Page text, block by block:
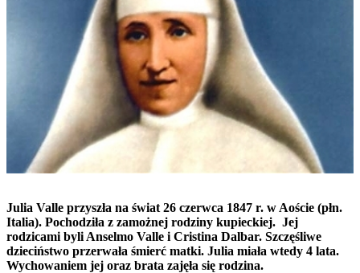
Julia Valle przyszła na świat 26 czerwca 1847 r. w Aoście (płn.
Italia). Pochodziła z zamożnej rodziny kupieckiej. Jej
rodzicami byli Anselmo Valle i Cristina Dalbar. Szczęśliwe
dzieciństwo przerwała śmierć matki. Julia miała wtedy 4 lata.
Wychowaniem jej oraz brata zajęła się rodzina.